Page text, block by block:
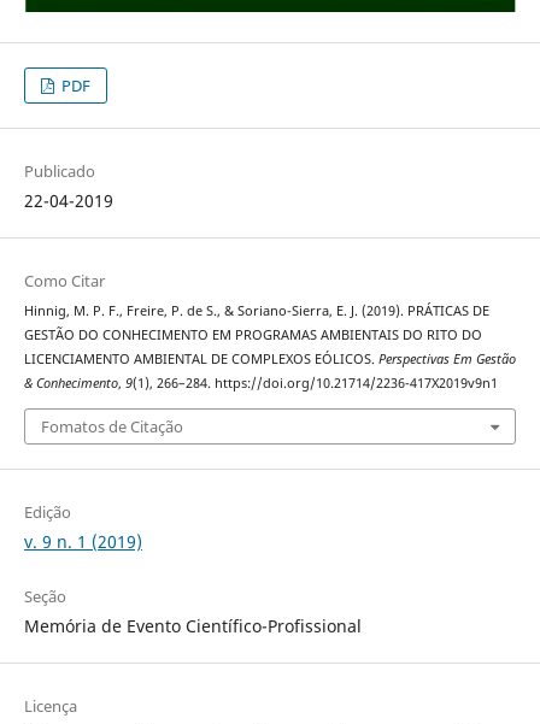
PDF
Publicado
22-04-2019
Como Citar
Hinnig, M. P. F., Freire, P. de S., & Soriano-Sierra, E. J. (2019). PRÁTICAS DE
GESTÃO DO CONHECIMENTO EM PROGRAMAS AMBIENTAIS DO RITO DO
LICENCIAMENTO AMBIENTAL DE COMPLEXOS EÓLICOS. Perspectivas Em Gestão
& Conhecimento, 9(1), 266–284. https://doi.org/10.21714/2236-417X2019v9n1
Fomatos de Citação
Edição
v. 9 n. 1 (2019)
Seção
Memória de Evento Científico-Profissional
Licença